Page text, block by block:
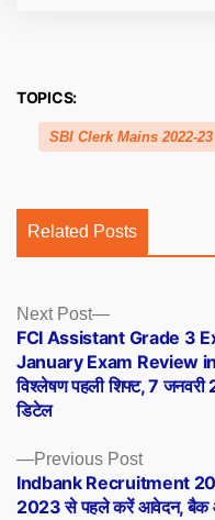
TOPICS:
SBI Clerk Mains 2022-23
Related Posts
Posts
navigation
Previous PostPrevious
post:
Indbank Recruitment
2023 से पहले करें आवेदन, बैक
Next Post
Next
post:
FCI Assistant Grade 3
January Exam Review in
विश्लेषण पहली शिफ्ट, 7 जनवरी
डिटेल